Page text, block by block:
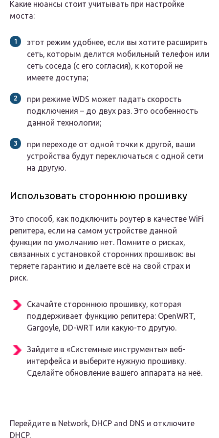
Какие нюансы стоит учитывать при настройке
моста:
этот режим удобнее, если вы хотите расширить
сеть, которым делится мобильный телефон или
сеть соседа (с его согласия), к которой не
имеете доступа;
при режиме WDS может падать скорость
подключения – до двух раз. Это особенность
данной технологии;
при переходе от одной точки к другой, ваши
устройства будут переключаться с одной сети
на другую.
Использовать стороннюю прошивку
Это способ, как подключить роутер в качестве WiFi
репитера, если на самом устройстве данной
функции по умолчанию нет. Помните о рисках,
связанных с установкой сторонних прошивок: вы
теряете гарантию и делаете всё на свой страх и
риск.
Скачайте стороннюю прошивку, которая
поддерживает функцию репитера: OpenWRT,
Gargoyle, DD-WRT или какую-то другую.
Зайдите в «Системные инструменты» веб-
интерфейса и выберите нужную прошивку.
Сделайте обновление вашего аппарата на неё.
Перейдите в Network, DHCP and DNS и отключите
DHCP.